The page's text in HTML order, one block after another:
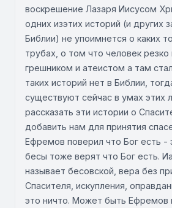
воскрешение Лазаря Иисусом
одних изэтих историй (и других
Библии) не упоимнется о каких
трубах, о том что человек резко
грешником и атеистом а там
таких историй нет в Библии,
существуют сейчас в умах этих
рассказать эти истории о
добавить нам для принятия
Ефремов поверил что Бог есть -
бесы тоже верят что Бог есть.
называет бесовской, вера без
Спасителя, искупления,
это ничто. Может быть Ефремов